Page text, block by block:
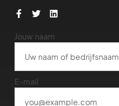
Jouw naam
E-mail